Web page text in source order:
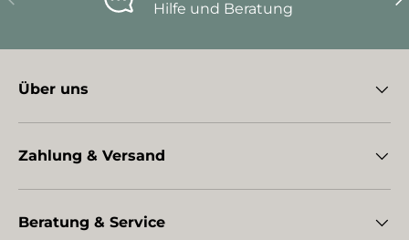
Hilfe und Beratung
Über uns
Zahlung & Versand
Beratung & Service